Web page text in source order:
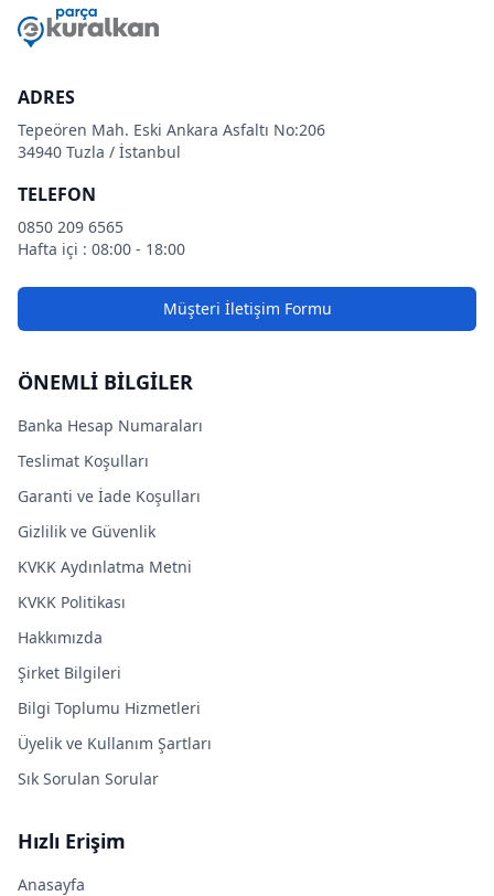
ADRES
Tepeören Mah. Eski Ankara Asfaltı No:206
34940 Tuzla / İstanbul
TELEFON
0850 209 6565
Hafta içi : 08:00 - 18:00
Müşteri İletişim Formu
ÖNEMLİ BİLGİLER
Banka Hesap Numaraları
Teslimat Koşulları
Garanti ve İade Koşulları
Gizlilik ve Güvenlik
KVKK Aydınlatma Metni
KVKK Politikası
Hakkımızda
Şirket Bilgileri
Bilgi Toplumu Hizmetleri
Üyelik ve Kullanım Şartları
Sık Sorulan Sorular
Hızlı Erişim
Anasayfa